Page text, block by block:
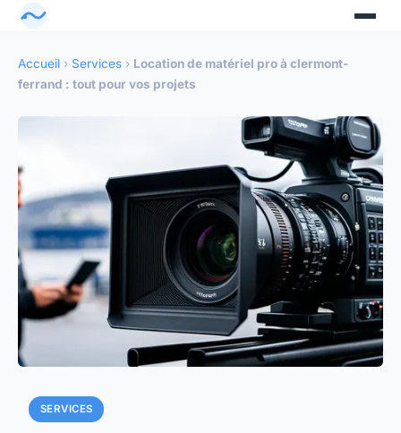
Accueil › Services › Location de matériel pro à clermont-
ferrand : tout pour vos projets
SERVICES